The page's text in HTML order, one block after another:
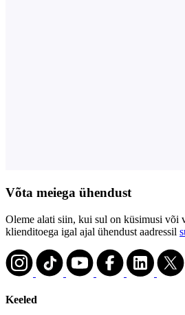
Võta meiega ühendust
Oleme alati siin, kui sul on küsimusi või
klienditoega igal ajal ühendust aadressil
Keeled